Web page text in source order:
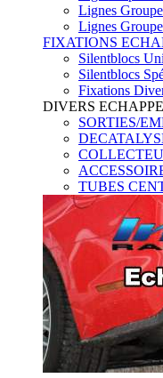
Lignes
Lignes
FIXATIONS
Silentblocs
Silentblocs
Fixations
DIVERS
SORTIES/
TUBES